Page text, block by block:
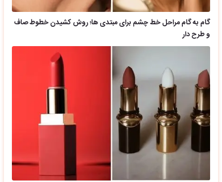
گام به گام مراحل خط چشم برای مبتدی ها؛ روش کشیدن خطوط صاف
و طرح دار